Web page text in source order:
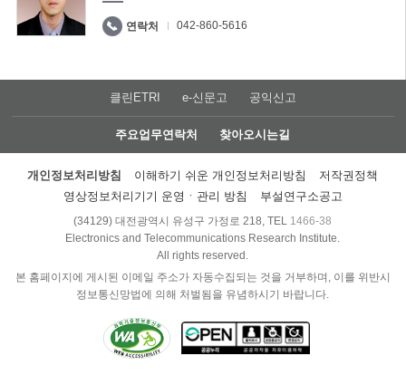
연락처 042-860-5616
클린ETRI e-신문고 공익신고
주요업무연락처 찾아오시는길
개인정보처리방침 이해하기 쉬운 개인정보처리방침
저작권정책
영상정보처리기기 운영ㆍ관리 방침
부설연구소공고
(34129) 대전광역시 유성구 가정로 218, TEL 1466-38
Electronics and Telecommunications Research Institute.
All rights reserved.
본 홈페이지에 게시된 이메일 주소가 자동수집되는 것을 거부하며, 이를 위반시
정보통신망법에 의해 처벌됨을 유념하시기 바랍니다.